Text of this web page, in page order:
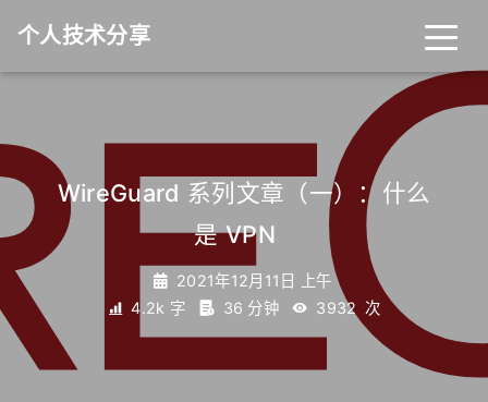
个人技术分享
分类
关于
搜索
WireGuard 系列文章（一）：什么
是 VPN
2021年12月11日 上午
4.2k 字
36 分钟 3932 次